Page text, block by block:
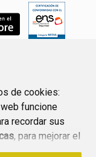
de cookies:
funcione
recordar sus
, para mejorar el